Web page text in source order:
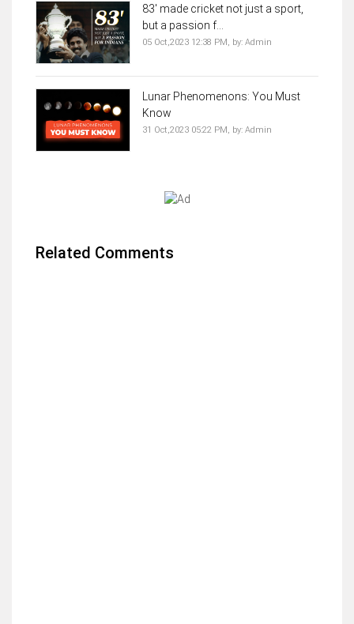
83' made cricket not just a sport,
but a passion f...
05 Oct,2023 12:38 PM, by: Admin
Lunar Phenomenons: You Must
Know
31 Oct,2023 05:22 PM, by: Admin
Related Comments